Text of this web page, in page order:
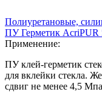
Полиуретановые,
ПУ Герметик AcriPUR
Применение:
ПУ клей-герметик
для вклейки стекла.
сдвиг не менее 4,5 Мпа